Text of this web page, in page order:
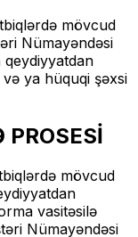
mövcud
Nümayəndəsi
ya hüquqi şəxsi
mövcud
vasitəsilə
Nümayəndəsi